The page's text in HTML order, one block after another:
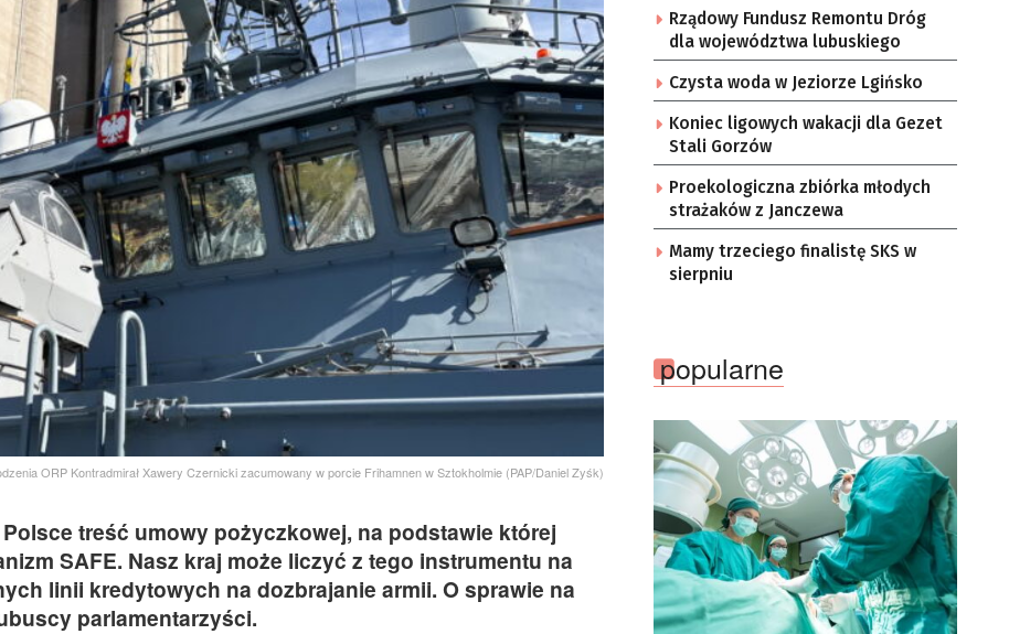
ORP Kontradmirał Xawery Czernicki zacumowany w porcie Frihamnen w Sztokholmie (PAP/Daniel Zyśk)
treść umowy pożyczkowej, na podstawie której
SAFE. Nasz kraj może liczyć z tego instrumentu na
linii kredytowych na dozbrajanie armii. O sprawie na
parlamentarzyści.
Rządowy Fundusz Remontu Dróg
dla województwa lubuskiego
Czysta woda w Jeziorze Lgińsko
Koniec ligowych wakacji dla Gezet
Stali Gorzów
Proekologiczna zbiórka młodych
strażaków z Janczewa
Mamy trzeciego finalistę SKS w
sierpniu
popularne